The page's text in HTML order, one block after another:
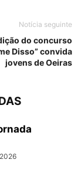
Notícia seguinte
do concurso
Disso” convida
jovens de Oeiras